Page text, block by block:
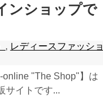
ンショップで
, レディースファッショ
"The Shop"】は
サイトです...